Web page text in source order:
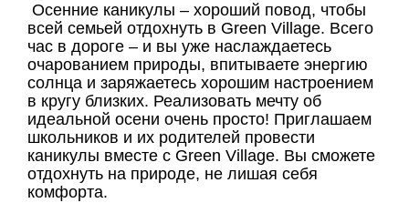
Осенние каникулы – хороший повод, чтобы
всей семьей отдохнуть в Green Village. Всего
час в дороге – и вы уже наслаждаетесь
очарованием природы, впитываете энергию
солнца и заряжаетесь хорошим настроением
в кругу близких. Реализовать мечту об
идеальной осени очень просто! Приглашаем
школьников и их родителей провести
каникулы вместе с Green Village. Вы сможете
отдохнуть на природе, не лишая себя
комфорта.